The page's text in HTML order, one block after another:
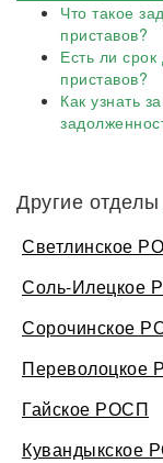
Что такое
приставов?
Есть ли
приставов?
Как узнать
Другие отделы
Светлинское
Соль-Илецкое
Сорочинское
Переволоцкое
Гайское РОСП
Кувандыкское